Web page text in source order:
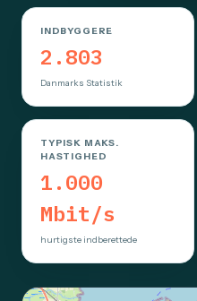
INDBYGGERE
2.803
Danmarks Statistik
TYPISK MAKS.
HASTIGHED
1.000
Mbit/s
hurtigste indberettede